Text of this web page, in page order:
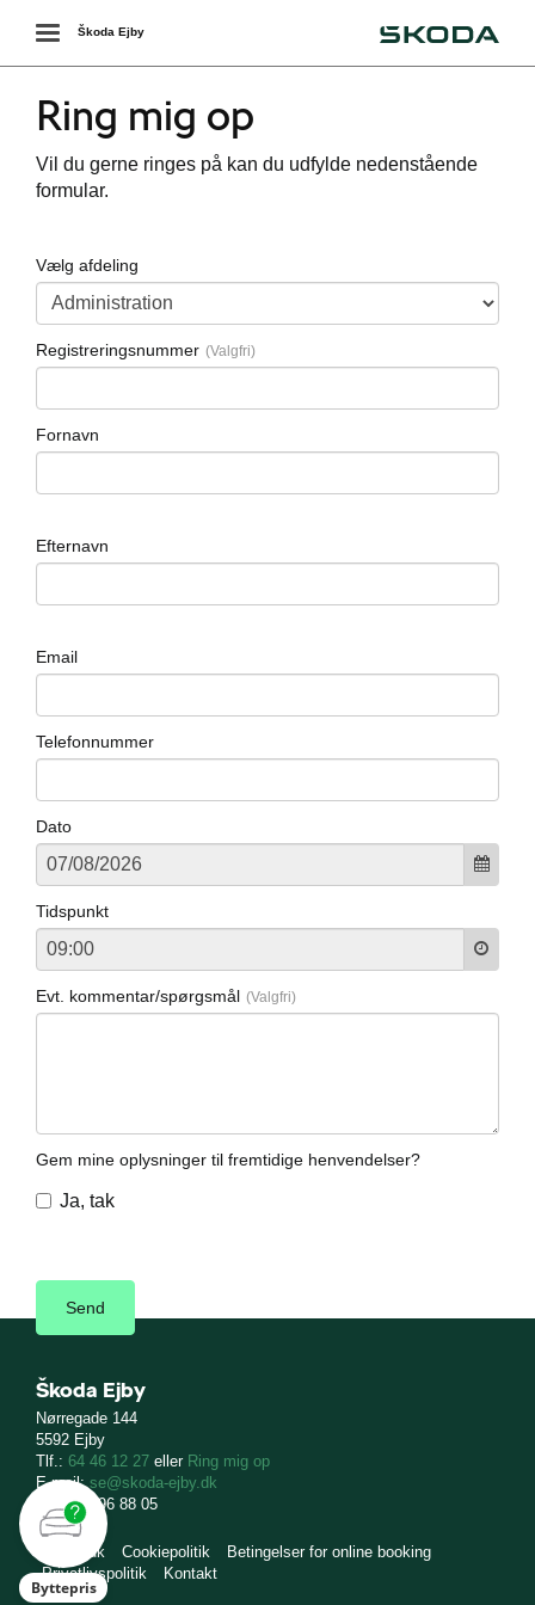
Toggle
navigation
Škoda Ejby
Ring mig op
Vil du gerne ringes på kan du udfylde nedenstående
formular.
Vælg afdeling
Registreringsnummer
Fornavn
Efternavn
Email
Telefonnummer
Dato
Tidspunkt
Evt. kommentar/spørgsmål
Gem mine oplysninger til fremtidige henvendelser?
Ja, tak
Škoda Ejby
Nørregade 144
5592 Ejby
Tlf.: 64 46 12 27 eller Ring mig op
E-mail:se@skoda-ejby.dk
CVR: 11 96 88 05
skoda.dk Cookiepolitik
Betingelser for online booking
Privatlivspolitik
Kontakt
Byttepris